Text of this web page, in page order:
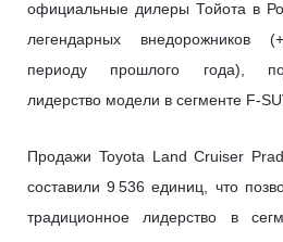
официальные дилеры Тойота в
легендарных внедорожников
периоду прошлого года),
лидерство модели в сегменте F-
Продажи Toyota Land Cruiser
составили 9 536 единиц, что
традиционное лидерство в